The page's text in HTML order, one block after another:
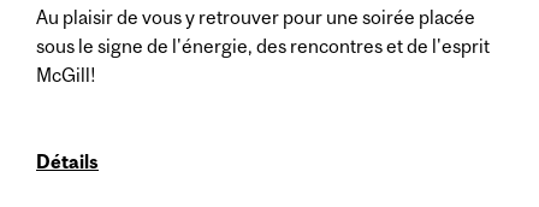
Au plaisir de vous y retrouver pour une soirée placée
sous le signe de l'énergie, des rencontres et de l'esprit
McGill!
Détails